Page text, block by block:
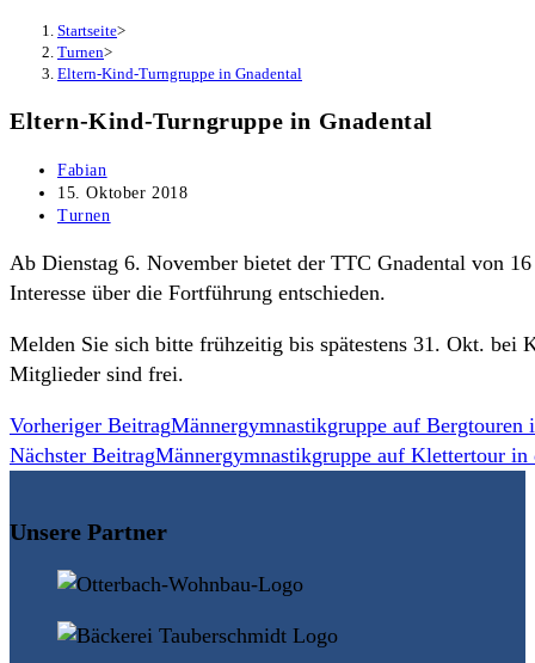
Startseite>
Turnen>
Eltern-Kind-Turngruppe in Gnadental
Eltern-Kind-Turngruppe in Gnadental
Beitrags-
Autor:
Fabian
Beitrag
veröffentlicht:
15. Oktober 2018
Beitrags-
Turnen
Ab Dienstag 6. November bietet der TTC Gnadental von
Interesse über die Fortführung entschieden.
Melden Sie sich bitte frühzeitig bis spätestens 31. Okt. bei
Mitglieder sind frei.
Weitere
Artikel
Vorheriger BeitragMännergymnastikgruppe auf Bergtouren
Nächster BeitragMännergymnastikgruppe auf Klettertour
Unsere Partner